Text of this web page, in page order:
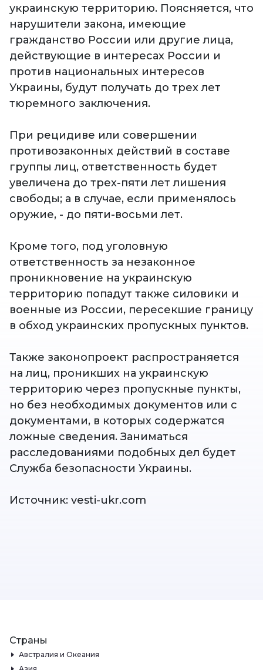
украинскую территорию. Поясняется, что
нарушители закона, имеющие
гражданство России или другие лица,
действующие в интересах России и
против национальных интересов
Украины, будут получать до трех лет
тюремного заключения.
При рецидиве или совершении
противозаконных действий в составе
группы лиц, ответственность будет
увеличена до трех-пяти лет лишения
свободы; а в случае, если применялось
оружие, - до пяти-восьми лет.
Кроме того, под уголовную
ответственность за незаконное
проникновение на украинскую
территорию попадут также силовики и
военные из России, пересекшие границу
в обход украинских пропускных пунктов.
Также законопроект распространяется
на лиц, проникших на украинскую
территорию через пропускные пункты,
но без необходимых документов или с
документами, в которых содержатся
ложные сведения. Заниматься
расследованиями подобных дел будет
Служба безопасности Украины.
Источник: vesti-ukr.com
Страны
Австралия и Океания